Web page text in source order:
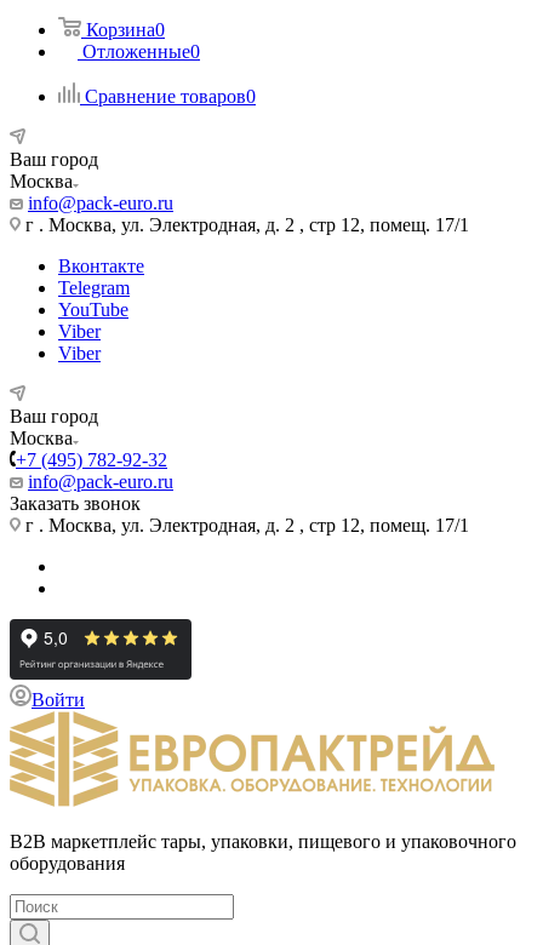
Корзина0
Отложенные0
Сравнение товаров0
Ваш город
Москва
info@pack-euro.ru
г . Москва, ул. Электродная, д. 2 , стр 12, помещ. 17/1
Вконтакте
Telegram
YouTube
Viber
Viber
Ваш город
Москва
+7 (495) 782-92-32
info@pack-euro.ru
Заказать звонок
г . Москва, ул. Электродная, д. 2 , стр 12, помещ. 17/1
Войти
B2B маркетплейс тары, упаковки, пищевого и упаковочного
оборудования